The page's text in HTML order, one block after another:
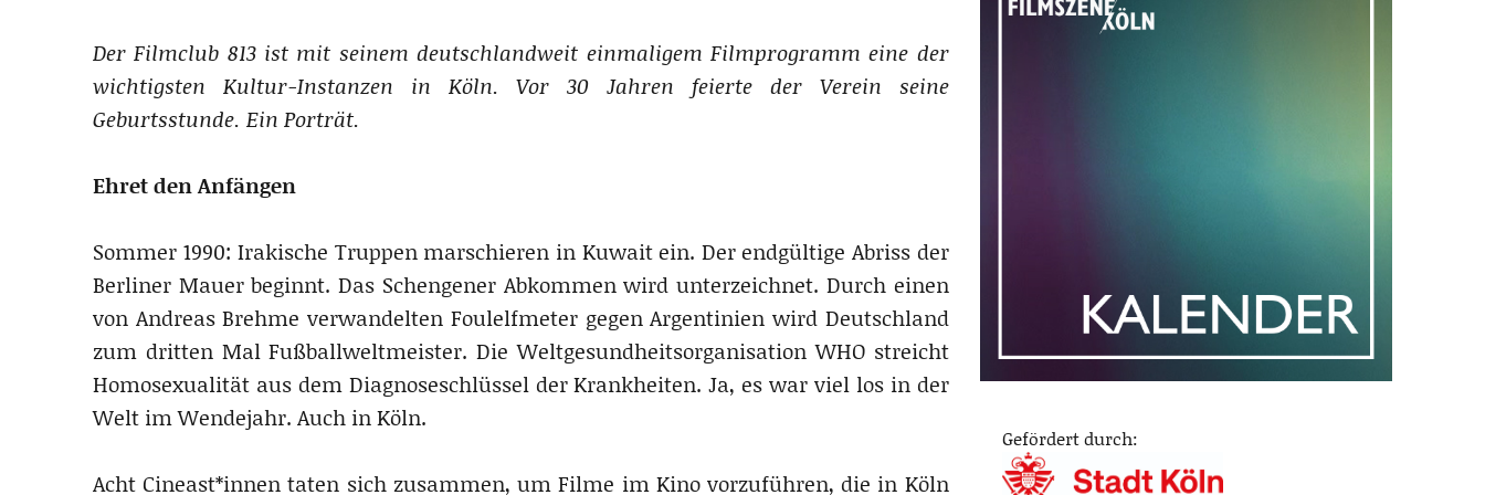
Der Filmclub 813 ist mit seinem deutschlandweit einmaligem Filmprogramm eine der
wichtigsten Kultur-Instanzen in Köln. Vor 30 Jahren feierte der Verein seine
Geburtsstunde. Ein Porträt.
Ehret den Anfängen
Sommer 1990: Irakische Truppen marschieren in Kuwait ein. Der endgültige Abriss der
Berliner Mauer beginnt. Das Schengener Abkommen wird unterzeichnet. Durch einen
von Andreas Brehme verwandelten Foulelfmeter gegen Argentinien wird Deutschland
zum dritten Mal Fußballweltmeister. Die Weltgesundheitsorganisation WHO streicht
Homosexualität aus dem Diagnoseschlüssel der Krankheiten. Ja, es war viel los in der
Welt im Wendejahr. Auch in Köln.
Acht Cineast*innen taten sich zusammen, um Filme im Kino vorzuführen, die in Köln
Gefördert durch: